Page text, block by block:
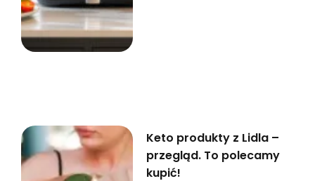
Keto produkty z Lidla –
przegląd. To polecamy
kupić!